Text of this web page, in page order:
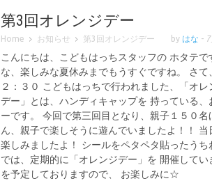
第3回オレンジデー
Home お知らせ 第3回オレンジデー by はな -
こんにちは、こどもはっちスタッフの ホタテ
な、楽しみな夏休みまでもうすぐですね。 さ
２：３０ こどもはっちで行われました、「オ
デー」とは、ハンディキャップを 持っている
ーです。 今回で第三回目となり、親子１５０
ん、親子で楽しそうに遊んでいましたよ！！
楽しみましたよ！ シールをペタペタ貼ったう
では、定期的に「オレンジデー」を 開催してい
を予定しておりますので、 お楽しみに☆